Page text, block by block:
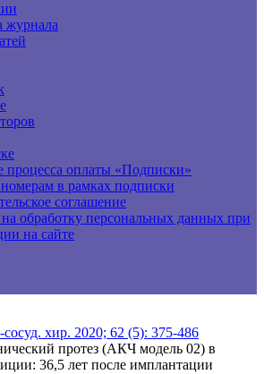
журнала
процесса оплаты «Подписки»
в рамках подписки
соглашение
обработку персональных данных при
на сайте
сосуд. хир. 2020; 62 (5): 375-486
протез (АКЧ модель 02) в
36,5 лет после имплантации